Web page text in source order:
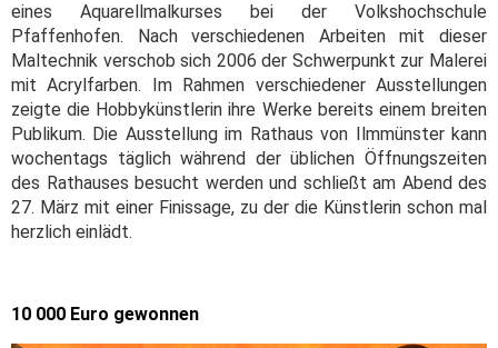
eines Aquarellmalkurses bei der Volkshochschule
Pfaffenhofen. Nach verschiedenen Arbeiten mit dieser
Maltechnik verschob sich 2006 der Schwerpunkt zur Malerei
mit Acrylfarben. Im Rahmen verschiedener Ausstellungen
zeigte die Hobbykünstlerin ihre Werke bereits einem breiten
Publikum. Die Ausstellung im Rathaus von Ilmmünster kann
wochentags täglich während der üblichen Öffnungszeiten
des Rathauses besucht werden und schließt am Abend des
27. März mit einer Finissage, zu der die Künstlerin schon mal
herzlich einlädt.
10 000 Euro gewonnen